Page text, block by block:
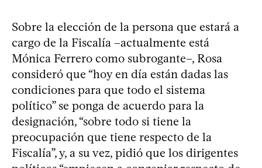
Sobre la elección de la persona que estará a
cargo de la Fiscalía –actualmente está
Mónica Ferrero como subrogante–, Rosa
consideró que “hoy en día están dadas las
condiciones para que todo el sistema
político” se ponga de acuerdo para la
designación, “sobre todo si tiene la
preocupación que tiene respecto de la
Fiscalía”, y, a su vez, pidió que los dirigentes